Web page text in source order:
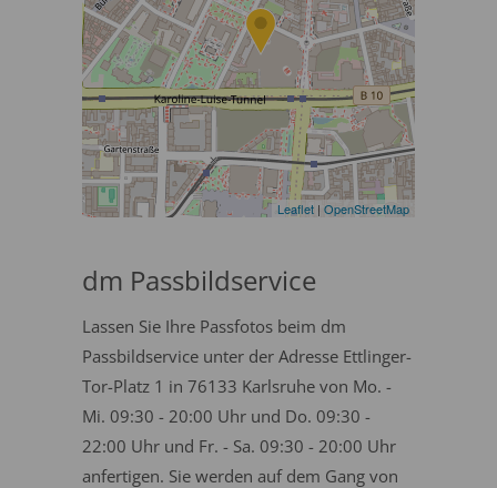
Leaflet | OpenStreetMap
dm Passbildservice
Lassen Sie Ihre Passfotos beim dm
Passbildservice unter der Adresse Ettlinger-
Tor-Platz 1 in 76133 Karlsruhe von Mo. -
Mi. 09:30 - 20:00 Uhr und Do. 09:30 -
22:00 Uhr und Fr. - Sa. 09:30 - 20:00 Uhr
anfertigen. Sie werden auf dem Gang von